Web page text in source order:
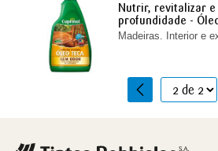
Nutrir, revitalizar
profundidade -
Madeiras. Interior e
1
2